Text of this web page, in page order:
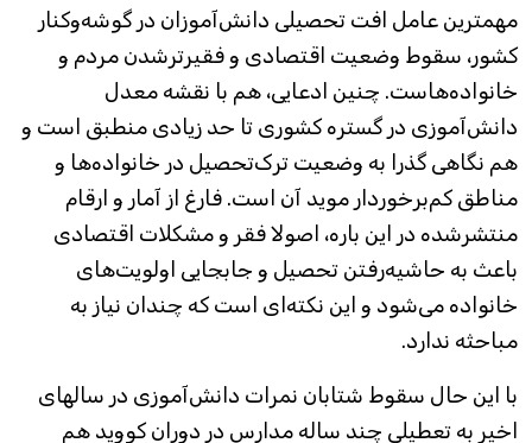
مهمترین عامل افت تحصیلی دانش‌آموزان در گوشه‌و‌کنار
کشور، سقوط وضعیت اقتصادی و فقیرترشدن مردم و
خانواده‌هاست. چنین ادعایی، هم با نقشه معدل
دانش‌آموزی در گستره کشوری تا حد زیادی منطبق است و
هم نگاهی گذرا به وضعیت ترک‌تحصیل در خانواده‌ها و
مناطق کم‌برخوردار موید آن است. فارغ از آمار و ارقام
منتشرشده در این باره، اصولا فقر و مشکلات اقتصادی
باعث به حاشیه‌رفتن تحصیل و جابجایی اولویت‌های
خانواده می‌شود و این نکته‌ای است که چندان نیاز به
مباحثه ندارد.
با این حال سقوط شتابان نمرات دانش‌آموزی در سالهای
اخیر به تعطیلی چند ساله مدارس در دوران کووید هم